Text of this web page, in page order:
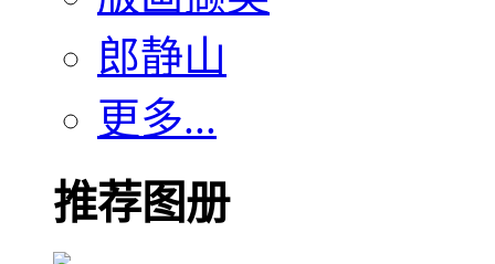
郎静山
更多...
推荐图册